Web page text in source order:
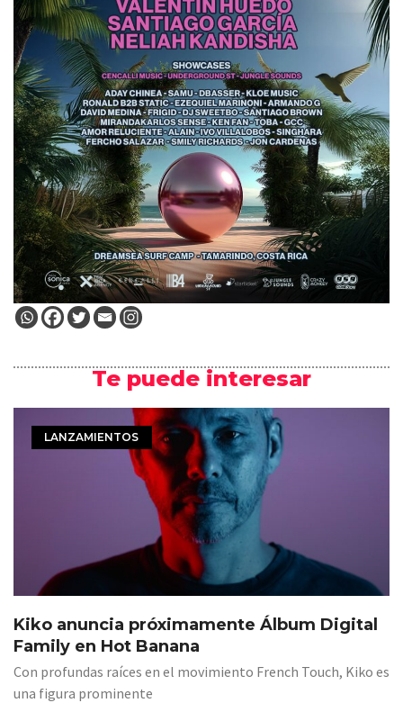
Te puede interesar
LANZAMIENTOS
Kiko anuncia próximamente Álbum Digital
Family en Hot Banana
Con profundas raíces en el movimiento French Touch, Kiko es
una figura prominente